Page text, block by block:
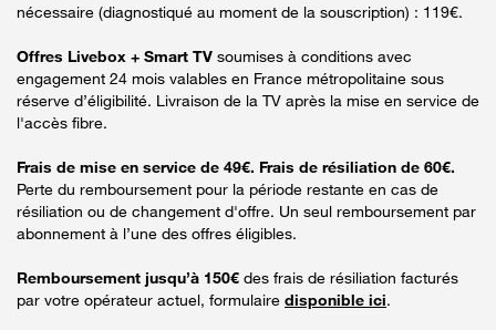
nécessaire (diagnostiqué au moment de la souscription) : 119€.
Offres Livebox + Smart TV soumises à conditions avec
engagement 24 mois valables en France métropolitaine sous
réserve d’éligibilité. Livraison de la TV après la mise en service de
l'accès fibre.
Frais de mise en service de 49€. Frais de résiliation de 60€.
Perte du remboursement pour la période restante en cas de
résiliation ou de changement d'offre. Un seul remboursement par
abonnement à l’une des offres éligibles.
Remboursement jusqu’à 150€ des frais de résiliation facturés
par votre opérateur actuel, formulaire disponible ici.